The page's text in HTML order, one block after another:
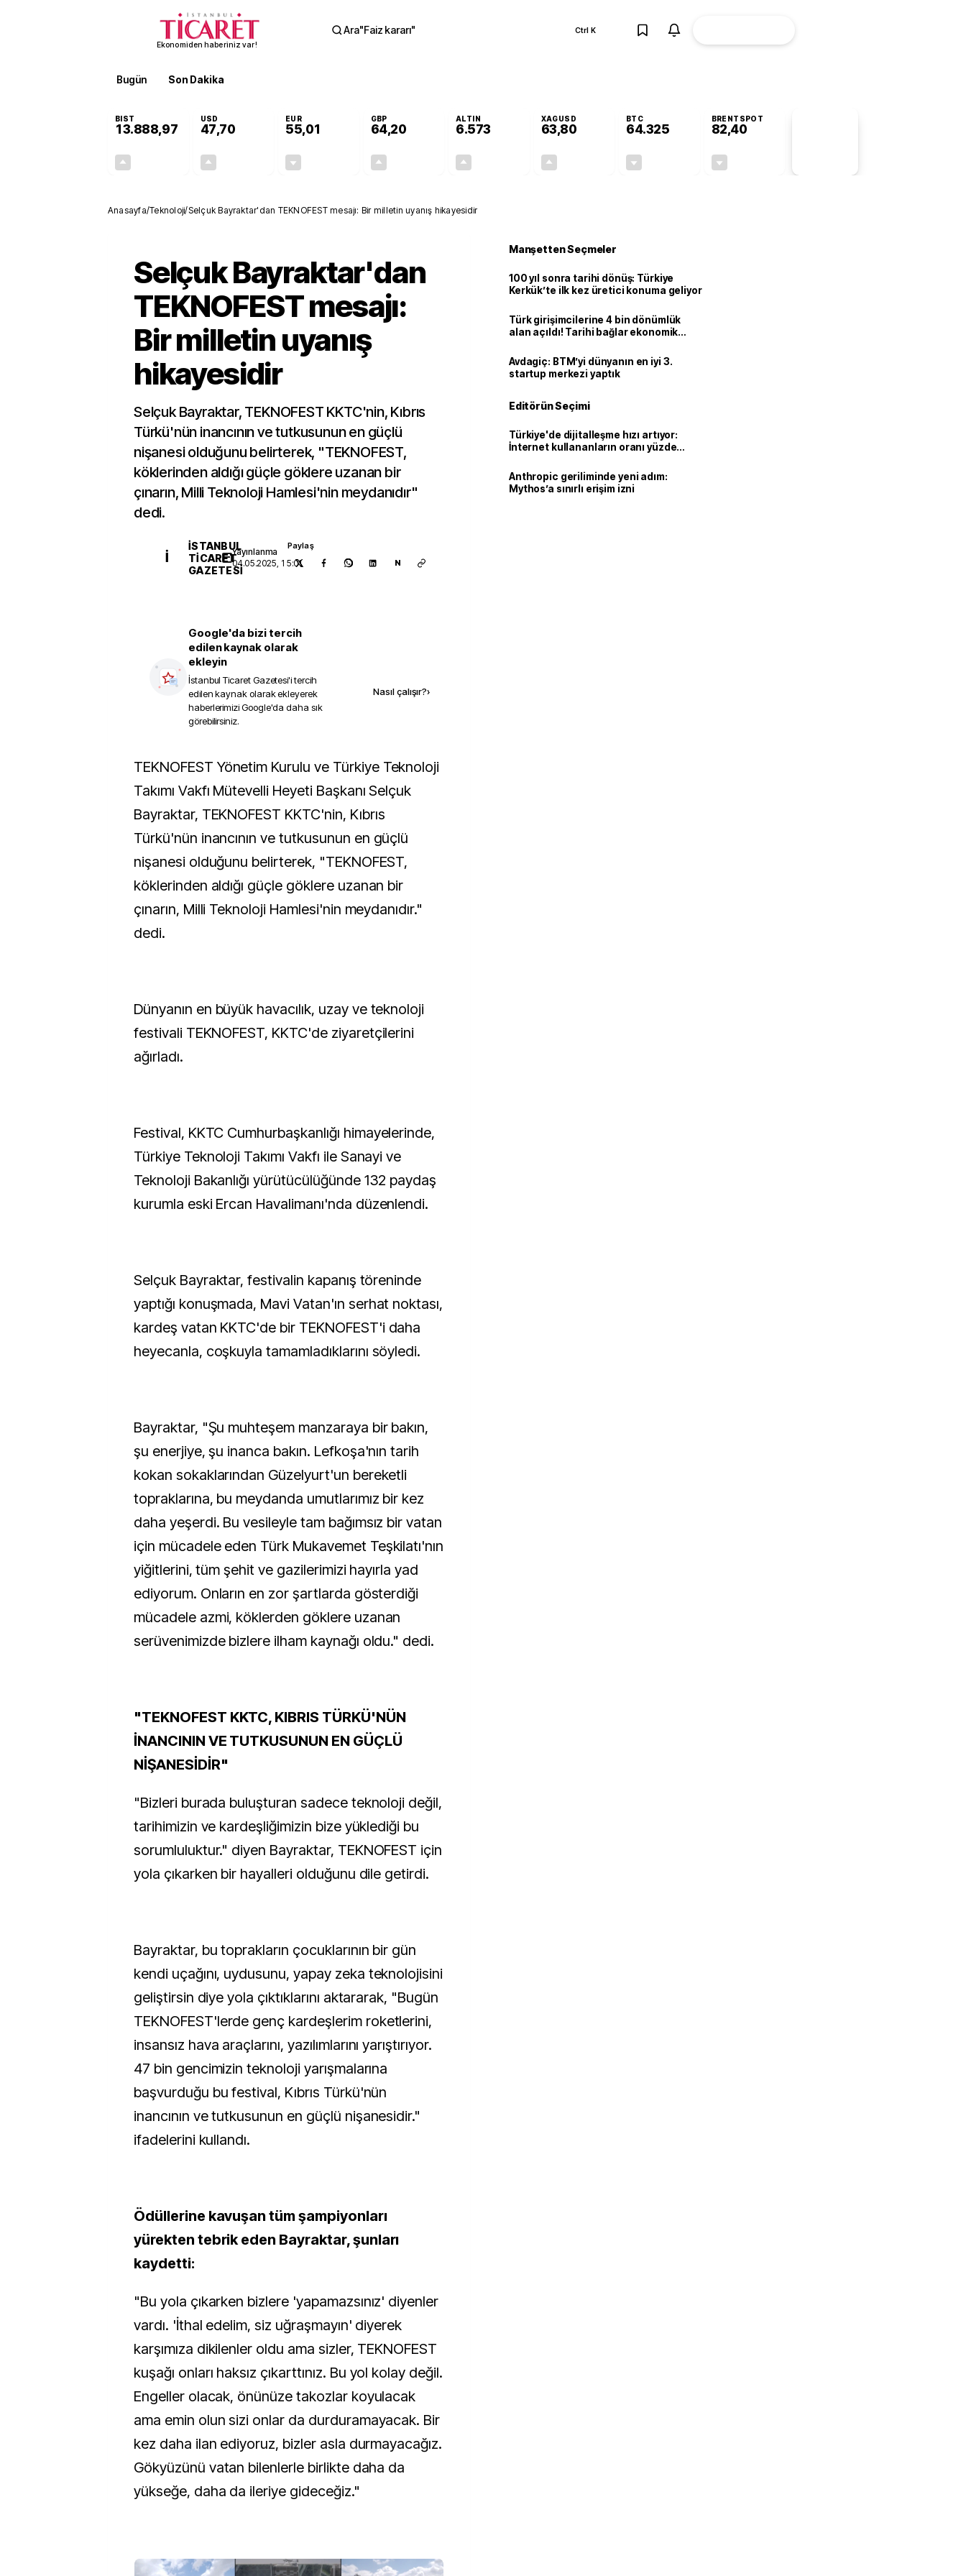
Ekonomiden haberiniz var!
Ara"Faiz kararı" Ctrl K
Bugün Son Dakika
BIST
13.888,97
USD
47,70
EUR
55,01
GBP
64,20
ALTIN
6.573
XAGUSD
63,80
BTC
64.325
BRENTSPOT
82,40
Anasayfa/Teknoloji/Selçuk Bayraktar'dan TEKNOFEST mesajı: Bir milletin uyanış hikayesidir
Selçuk Bayraktar'dan
TEKNOFEST mesajı:
Bir milletin uyanış
hikayesidir
Selçuk Bayraktar, TEKNOFEST KKTC'nin, Kıbrıs
Türkü'nün inancının ve tutkusunun en güçlü
nişanesi olduğunu belirterek, "TEKNOFEST,
köklerinden aldığı güçle göklere uzanan bir
çınarın, Milli Teknoloji Hamlesi'nin meydanıdır"
dedi.
İ
İSTANBUL
TICARET
GAZETESI
Yayınlanma
04.05.2025, 15:01
Paylaş
N
Google'da bizi tercih
edilen kaynak olarak
ekleyin
İstanbul Ticaret Gazetesi'i tercih
edilen kaynak olarak ekleyerek
haberlerimizi Google'da daha sık
görebilirsiniz.
Nasıl çalışır?›
TEKNOFEST Yönetim Kurulu ve Türkiye Teknoloji
Takımı Vakfı Mütevelli Heyeti Başkanı Selçuk
Bayraktar, TEKNOFEST KKTC'nin, Kıbrıs
Türkü'nün inancının ve tutkusunun en güçlü
nişanesi olduğunu belirterek, "TEKNOFEST,
köklerinden aldığı güçle göklere uzanan bir
çınarın, Milli Teknoloji Hamlesi'nin meydanıdır."
dedi.
Dünyanın en büyük havacılık, uzay ve teknoloji
festivali TEKNOFEST, KKTC'de ziyaretçilerini
ağırladı.
Festival, KKTC Cumhurbaşkanlığı himayelerinde,
Türkiye Teknoloji Takımı Vakfı ile Sanayi ve
Teknoloji Bakanlığı yürütücülüğünde 132 paydaş
kurumla eski Ercan Havalimanı'nda düzenlendi.
Selçuk Bayraktar, festivalin kapanış töreninde
yaptığı konuşmada, Mavi Vatan'ın serhat noktası,
kardeş vatan KKTC'de bir TEKNOFEST'i daha
heyecanla, coşkuyla tamamladıklarını söyledi.
Bayraktar, "Şu muhteşem manzaraya bir bakın,
şu enerjiye, şu inanca bakın. Lefkoşa'nın tarih
kokan sokaklarından Güzelyurt'un bereketli
topraklarına, bu meydanda umutlarımız bir kez
daha yeşerdi. Bu vesileyle tam bağımsız bir vatan
için mücadele eden Türk Mukavemet Teşkilatı'nın
yiğitlerini, tüm şehit ve gazilerimizi hayırla yad
ediyorum. Onların en zor şartlarda gösterdiği
mücadele azmi, köklerden göklere uzanan
serüvenimizde bizlere ilham kaynağı oldu." dedi.
"TEKNOFEST KKTC, KIBRIS TÜRKÜ'NÜN
İNANCININ VE TUTKUSUNUN EN GÜÇLÜ
NİŞANESİDİR"
"Bizleri burada buluşturan sadece teknoloji değil,
tarihimizin ve kardeşliğimizin bize yüklediği bu
sorumluluktur." diyen Bayraktar, TEKNOFEST için
yola çıkarken bir hayalleri olduğunu dile getirdi.
Bayraktar, bu toprakların çocuklarının bir gün
kendi uçağını, uydusunu, yapay zeka teknolojisini
geliştirsin diye yola çıktıklarını aktararak, "Bugün
TEKNOFEST'lerde genç kardeşlerim roketlerini,
insansız hava araçlarını, yazılımlarını yarıştırıyor.
47 bin gencimizin teknoloji yarışmalarına
başvurduğu bu festival, Kıbrıs Türkü'nün
inancının ve tutkusunun en güçlü nişanesidir."
ifadelerini kullandı.
Ödüllerine kavuşan tüm şampiyonları
yürekten tebrik eden Bayraktar, şunları
kaydetti:
"Bu yola çıkarken bizlere 'yapamazsınız' diyenler
vardı. 'İthal edelim, siz uğraşmayın' diyerek
karşımıza dikilenler oldu ama sizler, TEKNOFEST
kuşağı onları haksız çıkarttınız. Bu yol kolay değil.
Engeller olacak, önünüze takozlar koyulacak
ama emin olun sizi onlar da durduramayacak. Bir
kez daha ilan ediyoruz, bizler asla durmayacağız.
Gökyüzünü vatan bilenlerle birlikte daha da
yükseğe, daha da ileriye gideceğiz."
Manşetten Seçmeler
100 yıl sonra tarihi dönüş: Türkiye
Kerkük’te ilk kez üretici konuma geliyor
Türk girişimcilerine 4 bin dönümlük
alan açıldı! Tarihi bağlar ekonomik
Avdagiç: BTM’yi dünyanın en iyi 3.
startup merkezi yaptık
Editörün Seçimi
Türkiye'de dijitalleşme hızı artıyor:
İnternet kullananların oranı yüzde
Anthropic geriliminde yeni adım:
Mythos’a sınırlı erişim izni